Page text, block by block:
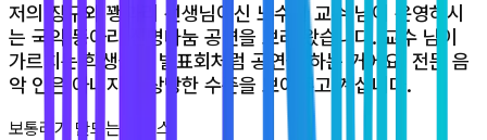
저의 장구와 꽹과리 선생님이신 노수환 교수 님이 운영하시
는 국악 동아리 신명나눔 공연을 보러 왔습니다. 교수 님이
가르치는 학생들이 발표회처럼 공연을 하는 거에요. 전문 음
악 인은 아니지만 상당한 수준을 보여주고 계십니다.
보통리가 만드는 서비스